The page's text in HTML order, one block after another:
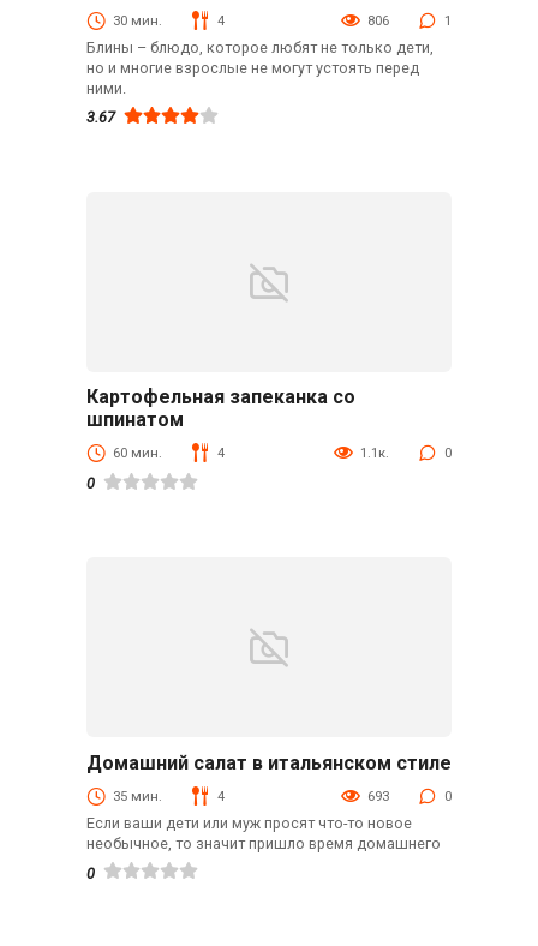
30 мин. 4 806 1
Блины – блюдо, которое любят не только дети,
но и многие взрослые не могут устоять перед
ними.
3.67
В духовке
Картофельная запеканка со
шпинатом
60 мин. 4 1.1к. 0
0
Домашний салат в итальянском стиле
35 мин. 4 693 0
Если ваши дети или муж просят что-то новое
необычное, то значит пришло время домашнего
0